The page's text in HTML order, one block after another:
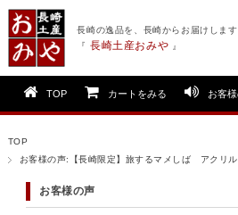
長崎の逸品を、長崎からお届けします
『 長崎土産おみや 』
TOP カートをみる お客
TOP
お客様の声:【長崎限定】旅するマメしば アクリル
お客様の声